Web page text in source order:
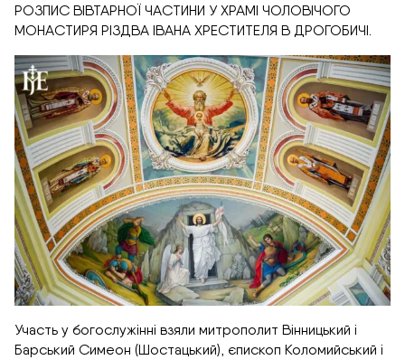
РОЗПИС ВІВТАРНОЇ ЧАСТИНИ У ХРАМІ ЧОЛОВІЧОГО
МОНАСТИРЯ РІЗДВА ІВАНА ХРЕСТИТЕЛЯ В ДРОГОБИЧІ.
Участь у богослужінні взяли митрополит Вінницький і
Барський Симеон (Шостацький), єпископ Коломийський і